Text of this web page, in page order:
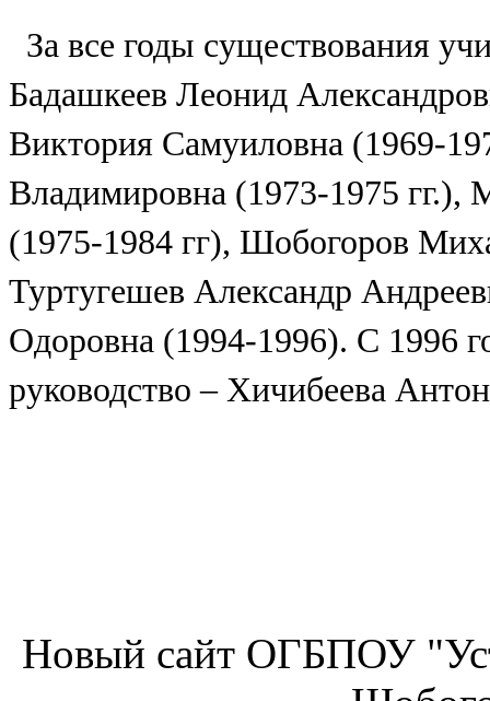
За все годы существования
Бадашкеев Леонид
Виктория Самуиловна (1969-
Владимировна (1973-1975 гг.),
(1975-1984 гг), Шобогоров
Туртугешев Александр
Одоровна (1994-1996). С 1996
руководство – Хичибеева
Новый сайт ОГБПОУ